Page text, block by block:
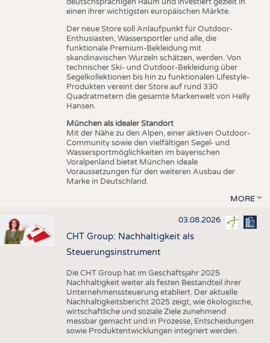
einen ihrer wichtigsten europäischen Märkte.
Der neue Store soll Anlaufpunkt für Outdoor-
Enthusiasten, Wassersportler und alle, die
funktionale Premium-Bekleidung mit
skandinavischen Wurzeln schätzen, werden. Von
technischer Ski- und Outdoor-Bekleidung über
Segelkollektionen bis hin zu funktionalen Lifestyle-
Produkten vereint der Store auf rund 330
Quadratmetern die gesamte Markenwelt von Helly
Hansen.
München als idealer Standort
Mit der Nähe zu den Alpen, einer aktiven Outdoor-
Community sowie den vielfältigen Segel- und
Wassersportmöglichkeiten im bayerischen
Voralpenland bietet München ideale
Voraussetzungen für den weiteren Ausbau der
Marke in Deutschland.
MORE
03.08.2026
CHT Group: Nachhaltigkeit als
Steuerungsinstrument
Die CHT Group hat im Geschäftsjahr 2025
Nachhaltigkeit weiter als festen Bestandteil ihrer
Unternehmenssteuerung etabliert. Der aktuelle
Nachhaltigkeitsbericht 2025 zeigt, wie ökologische,
wirtschaftliche und soziale Ziele zunehmend
messbar gemacht und in Prozesse, Entscheidungen
sowie Produktentwicklungen integriert werden.